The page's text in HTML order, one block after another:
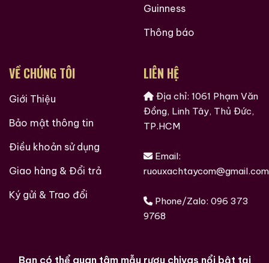
Guinness
Thông báo
VỀ CHÚNG TÔI
Giới Thiệu
Bảo mật thông tin
Điều khoản sử dụng
Giao hàng & Đổi trả
Ký gửi & Trao đổi
LIÊN HỆ
Địa chỉ: 1061 Phạm Văn
Đồng, Linh Tây, Thủ Đức,
TP.HCM
Email:
ruouxachtaycom@gmail.com
Phone/Zalo: 096 373
9768
Bạn có thể quan tâm mẫu rượu chivas nổi bật tại